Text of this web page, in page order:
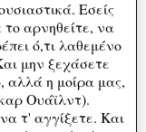
Εσείς
το αρνηθείτε, να
ό,τι λαθεμένο
μην ξεχάσετε
αλλά η μοίρα μας,
Ουάϊλντ).
τ' αγγίξετε. Και